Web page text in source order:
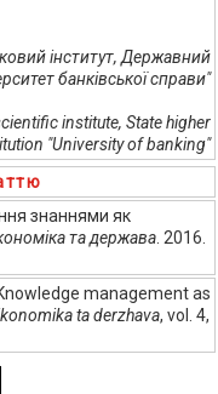
інститут, Державний
банківської справи"
institute, State higher
"University of banking"
знаннями як
та держава . 2016.
management as
ta derzhava, vol. 4,